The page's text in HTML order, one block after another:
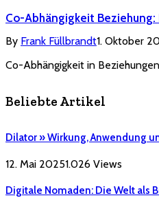
Co-Abhängigkeit Beziehung:
By Frank Füllbrandt1. Oktober
Co-Abhängigkeit in
Beliebte Artikel
Dilator » Wirkung, Anwendung
12. Mai 20251.026 Views
Digitale Nomaden: Die Welt als